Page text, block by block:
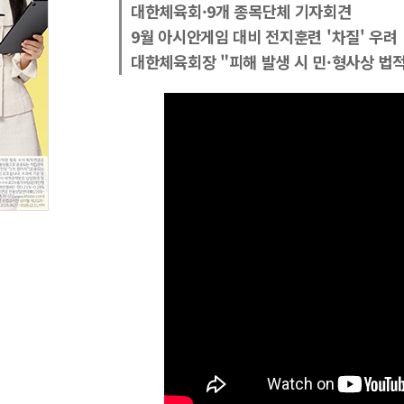
대한체육회·9개 종목단체 기자회견
9월 아시안게임 대비 전지훈련 '차질' 우려
대한체육회장 "피해 발생 시 민·형사상 법